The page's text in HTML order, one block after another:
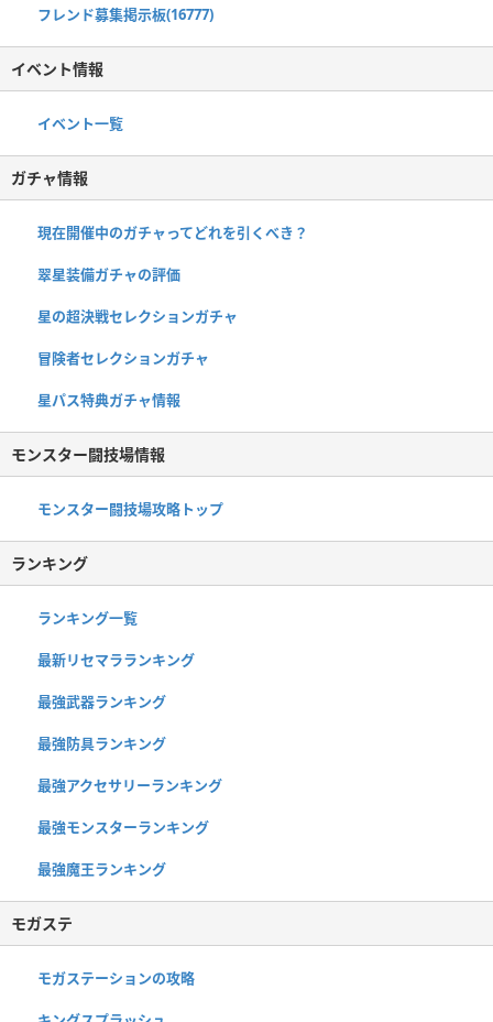
フレンド募集掲示板(16777)
イベント情報
イベント一覧
ガチャ情報
現在開催中のガチャってどれを引くべき？
翠星装備ガチャの評価
星の超決戦セレクションガチャ
冒険者セレクションガチャ
星パス特典ガチャ情報
モンスター闘技場情報
モンスター闘技場攻略トップ
ランキング
ランキング一覧
最新リセマラランキング
最強武器ランキング
最強防具ランキング
最強アクセサリーランキング
最強モンスターランキング
最強魔王ランキング
モガステ
モガステーションの攻略